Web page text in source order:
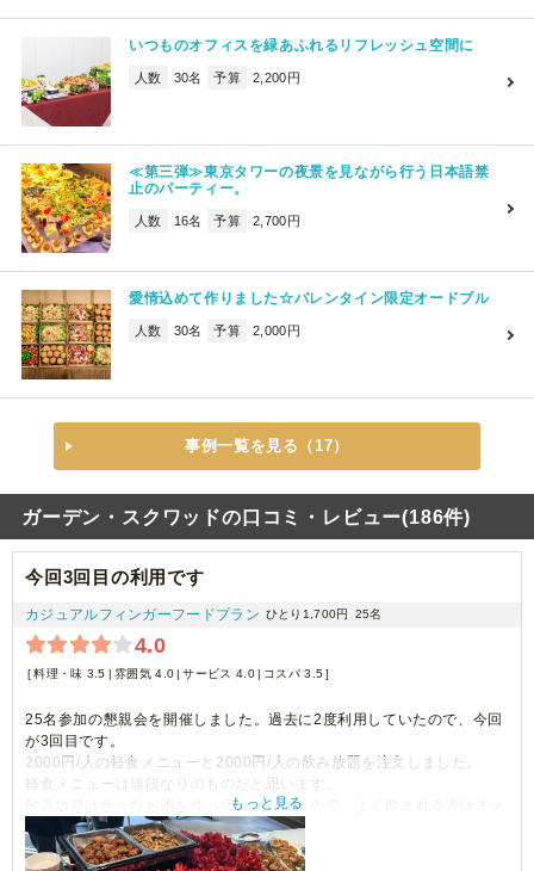
いつものオフィスを緑あふれるリフレッシュ空間に
人数 30名 予算 2,200円
≪第三弾≫東京タワーの夜景を見ながら行う日本語禁
止のパーティー。
人数 16名 予算 2,700円
愛情込めて作りました☆バレンタイン限定オードブル
人数 30名 予算 2,000円
事例一覧を見る（17）
ガーデン・スクワッドの口コミ・レビュー(186件)
今回3回目の利用です
カジュアルフィンガーフードプラン ひとり1,700円 25名
4.0
料理・味 3.5 雰囲気 4.0 サービス 4.0 コスパ 3.5
25名参加の懇親会を開催しました。過去に2度利用していたので、今回
が3回目です。
2000円/人の軽食メニューと2000円/人の飲み放題を注文しました。
軽食メニューは値段なりのものだと思います。
飲み放題は色々なお酒を作っていただけるので、よく飲まれる方はまぁ
まぁだと思いますが、
あまり飲まない人が多いと少し割高な飲み放題価格と感じるかもしれま
もっと見る